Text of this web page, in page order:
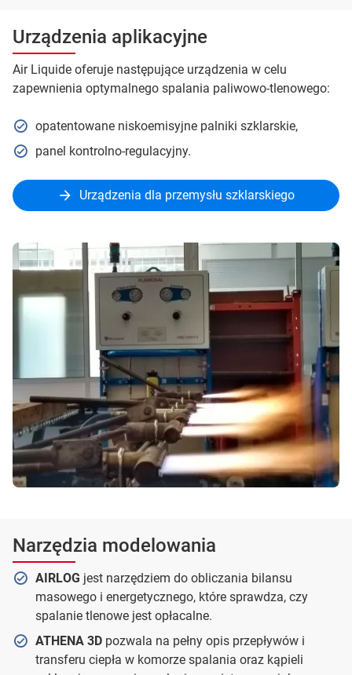
Urządzenia aplikacyjne
Air Liquide oferuje następujące urządzenia w celu
zapewnienia optymalnego spalania paliwowo-tlenowego:
opatentowane niskoemisyjne palniki szklarskie,
panel kontrolno-regulacyjny.
Urządzenia dla przemysłu szklarskiego
Narzędzia modelowania
AIRLOG jest narzędziem do obliczania bilansu
masowego i energetycznego, które sprawdza, czy
spalanie tlenowe jest opłacalne.
ATHENA 3Dpozwala na pełny opis przepływów i
transferu ciepła w komorze spalania oraz kąpieli